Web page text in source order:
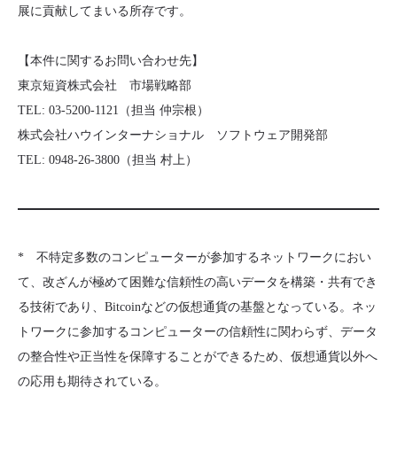
展に貢献してまいる所存です。
【本件に関するお問い合わせ先】
東京短資株式会社 市場戦略部
TEL: 03-5200-1121（担当 仲宗根）
株式会社ハウインターナショナル ソフトウェア開発部
TEL: 0948-26-3800（担当 村上）
* 不特定多数のコンピューターが参加するネットワークにおい
て、改ざんが極めて困難な信頼性の高いデータを構築・共有でき
る技術であり、Bitcoinなどの仮想通貨の基盤となっている。ネッ
トワークに参加するコンピューターの信頼性に関わらず、データ
の整合性や正当性を保障することができるため、仮想通貨以外へ
の応用も期待されている。